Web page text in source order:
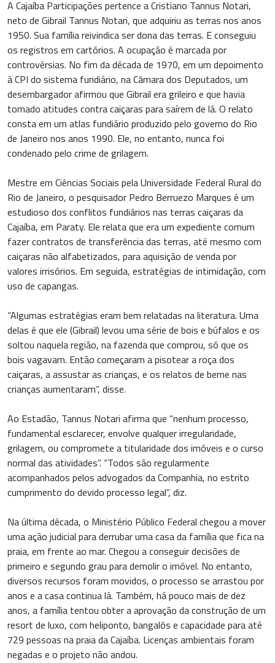
A Cajaíba Participações pertence a Cristiano Tannus Notari,
neto de Gibrail Tannus Notari, que adquiriu as terras nos anos
1950. Sua família reivindica ser dona das terras. E conseguiu
os registros em cartórios. A ocupação é marcada por
controvérsias. No fim da década de 1970, em um depoimento
à CPI do sistema fundiário, na Câmara dos Deputados, um
desembargador afirmou que Gibrail era grileiro e que havia
tomado atitudes contra caiçaras para saírem de lá. O relato
consta em um atlas fundiário produzido pelo governo do Rio
de Janeiro nos anos 1990. Ele, no entanto, nunca foi
condenado pelo crime de grilagem.
Mestre em Ciências Sociais pela Universidade Federal Rural do
Rio de Janeiro, o pesquisador Pedro Berruezo Marques é um
estudioso dos conflitos fundiários nas terras caiçaras da
Cajaíba, em Paraty. Ele relata que era um expediente comum
fazer contratos de transferência das terras, até mesmo com
caiçaras não alfabetizados, para aquisição de venda por
valores irrisórios. Em seguida, estratégias de intimidação, com
uso de capangas.
“Algumas estratégias eram bem relatadas na literatura. Uma
delas é que ele (Gibrail) levou uma série de bois e búfalos e os
soltou naquela região, na fazenda que comprou, só que os
bois vagavam. Então começaram a pisotear a roça dos
caiçaras, a assustar as crianças, e os relatos de berne nas
crianças aumentaram”, disse.
Ao Estadão, Tannus Notari afirma que “nenhum processo,
fundamental esclarecer, envolve qualquer irregularidade,
grilagem, ou compromete a titularidade dos imóveis e o curso
normal das atividades”. “Todos são regularmente
acompanhados pelos advogados da Companhia, no estrito
cumprimento do devido processo legal”, diz.
Na última década, o Ministério Público Federal chegou a mover
uma ação judicial para derrubar uma casa da família que fica na
praia, em frente ao mar. Chegou a conseguir decisões de
primeiro e segundo grau para demolir o imóvel. No entanto,
diversos recursos foram movidos, o processo se arrastou por
anos e a casa continua lá. Também, há pouco mais de dez
anos, a família tentou obter a aprovação da construção de um
resort de luxo, com heliponto, bangalôs e capacidade para até
729 pessoas na praia da Cajaíba. Licenças ambientais foram
negadas e o projeto não andou.